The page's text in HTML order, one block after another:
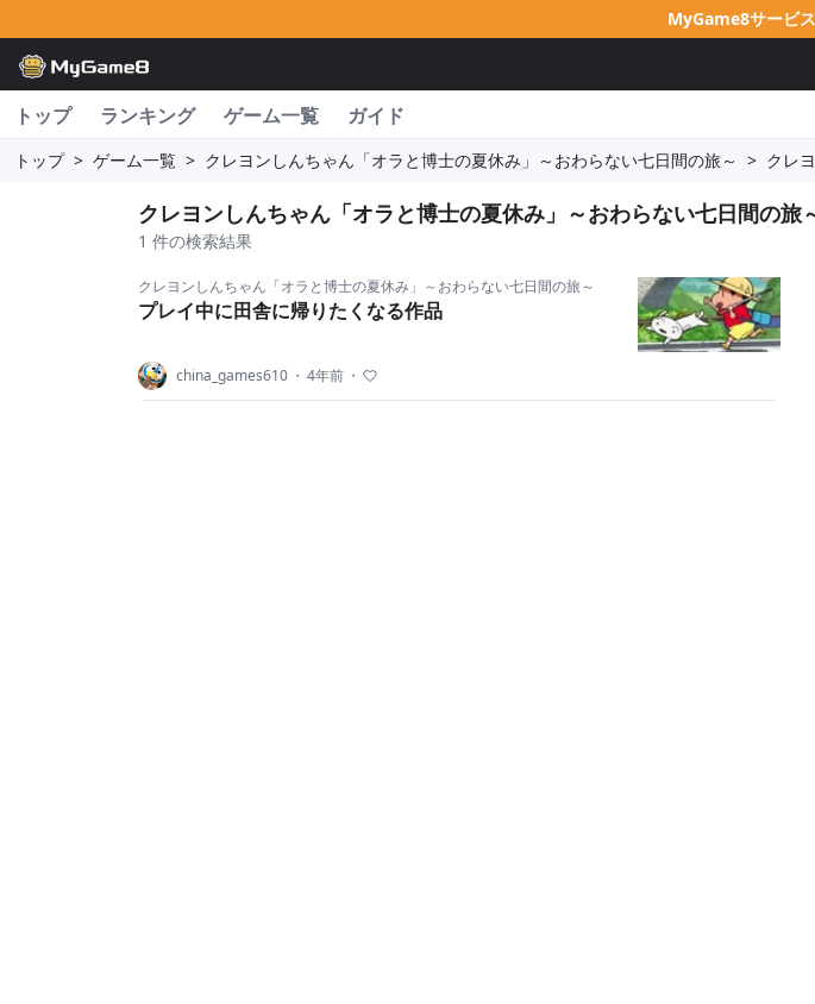
MyGame8サービ
トップ ランキング ゲーム一覧 ガイド
トップ > ゲーム一覧 > クレヨンしんちゃん「オラと博士の夏休み」～おわらない七日間の旅～ > クレ
クレヨンしんちゃん「オラと博士の夏休み」～おわらない七日間の旅
1 件の検索結果
クレヨンしんちゃん「オラと博士の夏休み」～おわらない七日間の旅～
プレイ中に田舎に帰りたくなる作品
china_games610 ・ 4年前 ・